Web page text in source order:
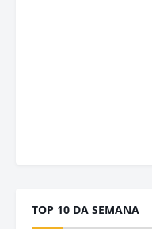
TOP 10 DA SEMANA